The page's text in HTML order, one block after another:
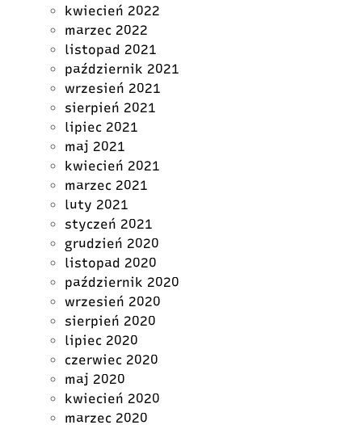
kwiecień 2022
marzec 2022
listopad 2021
październik 2021
wrzesień 2021
sierpień 2021
lipiec 2021
maj 2021
kwiecień 2021
marzec 2021
luty 2021
styczeń 2021
grudzień 2020
listopad 2020
październik 2020
wrzesień 2020
sierpień 2020
lipiec 2020
czerwiec 2020
maj 2020
kwiecień 2020
marzec 2020